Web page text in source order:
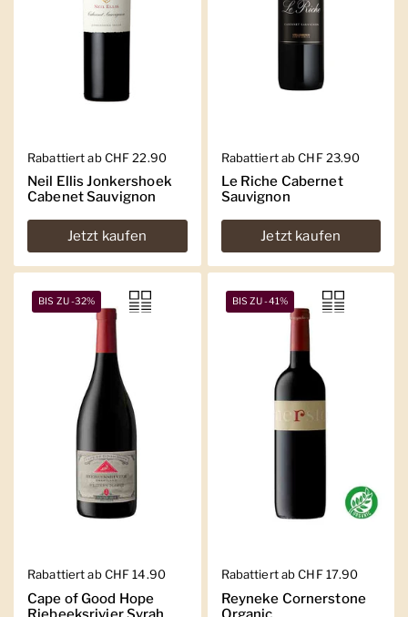
Regulärer Preis
Rabattiert ab CHF 22.90
Neil Ellis Jonkershoek
Cabenet Sauvignon
Jetzt kaufen
Regulärer Preis
Rabattiert ab CHF 23.90
Le Riche Cabernet
Sauvignon
Jetzt kaufen
Regulärer Preis
Rabattiert ab CHF 14.90
Cape of Good Hope
BIS ZU -32%
Regulärer Preis
Rabattiert ab CHF 17.90
Reyneke Cornerstone
BIS ZU -41%